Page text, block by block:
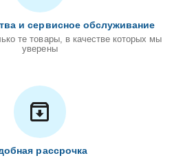
и сервисное обслуживание
те товары, в качестве которых мы
уверены
рассрочка